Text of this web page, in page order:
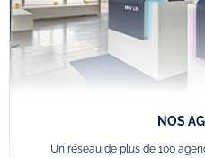
NOS
Un réseau de plus de 100